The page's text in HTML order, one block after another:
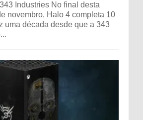
Industries No final desta
novembro, Halo 4 completa 10
uma década desde que a 343